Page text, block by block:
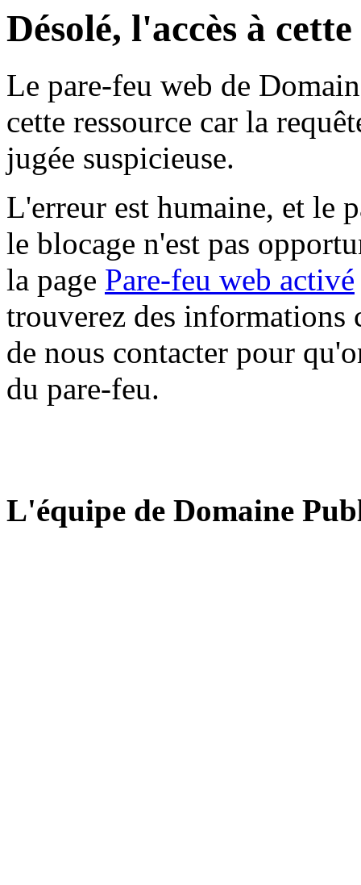
Désolé, l'accès à
Le pare-feu web de
cette ressource car la
jugée suspicieuse.
L'erreur est humaine, et le
le blocage n'est pas
la page Pare-feu web activé
trouverez des informations
de nous contacter pour
du pare-feu.
L'équipe de Domaine